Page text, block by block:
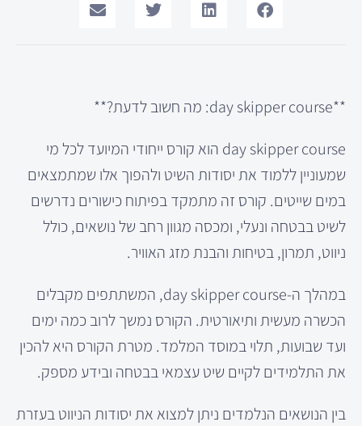
**day skipper course: מה חשוב לדעת?**
day skipper course הוא קורס ייחודי המיועד לכל מי
שמעוניין ללמוד את יסודות השיט ולהפוך אלו שמתמצאים
במים שייטים. קורס זה מתמקד בפיתוח כישורים נדרשים
לשיט בבטחה ונעלי, ומכסה מגוון רחב של נושאים, כולל
ניווט, תמרון, בטיחות והבנת מזג האוויר.
במהלך ה-day skipper course, המשתתפים מקבלים
הכשרה מעשית ותיאורטית. הקורס נמשך לרוב כמה ימים
ועד שבועות, תלוי במוסד המלמד. מטרת הקורס היא להכין
את התלמידים לקיים שיט עצמאי בבטחה ובידע מספק.
בין הנושאים הנלמדים ניתן למצוא את יסודות הניווט בעזרת